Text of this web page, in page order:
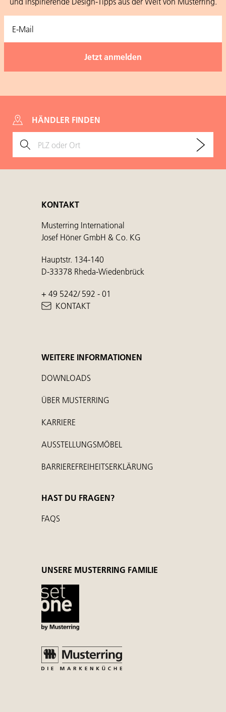
HÄNDLER FINDEN
KONTAKT
Musterring International
Josef Höner GmbH & Co. KG
Hauptstr. 134-140
D-33378 Rheda-Wiedenbrück
+ 49 5242/ 592 - 01
KONTAKT
WEITERE INFORMATIONEN
DOWNLOADS
ÜBER MUSTERRING
KARRIERE
AUSSTELLUNGSMÖBEL
BARRIEREFREIHEITSERKLÄRUNG
HAST DU FRAGEN?
FAQS
UNSERE MUSTERRING FAMILIE